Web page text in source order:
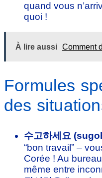
quand vous
quoi !
À lire aussi Comment
Formules
des
수고하세요
“bon travail” –
Corée ! Au
même entre